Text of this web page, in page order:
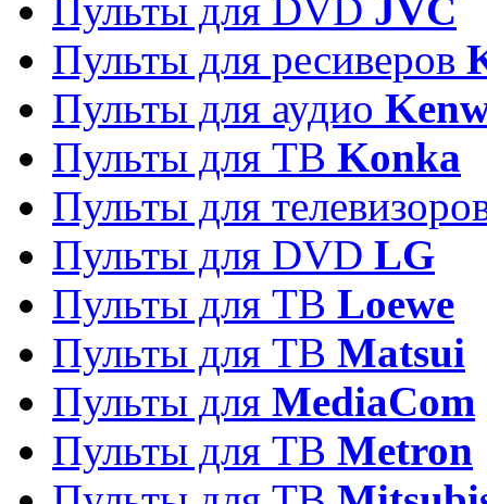
Пульты для DVD JVC
Пульты для ресиверов
Пульты для аудио
Пульты для ТВ Konka
Пульты для
Пульты для DVD LG
Пульты для ТВ Loewe
Пульты для ТВ Matsui
Пульты для MediaCom
Пульты для ТВ Metron